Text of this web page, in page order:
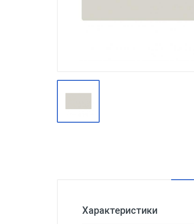
Цветные металлы
Характеристики